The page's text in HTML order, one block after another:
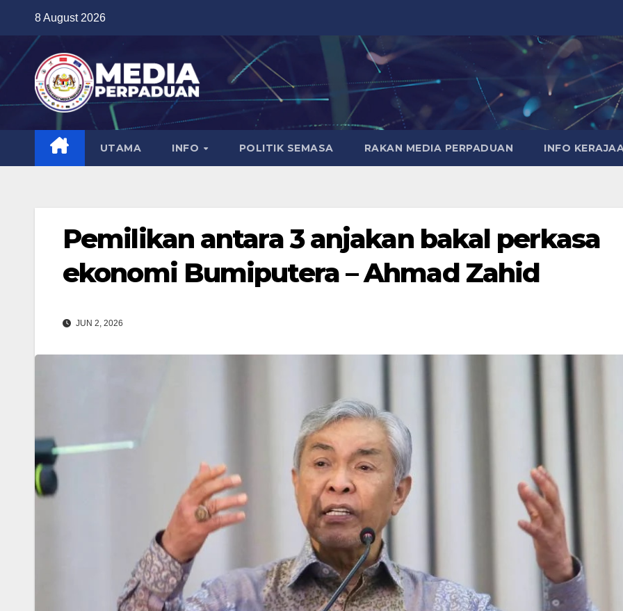
content
8 August 2026
UTAMA INFO POLITIK SEMASA RAKAN MEDIA PERPADUAN INFO
Pemilikan antara 3 anjakan bakal perkasa
ekonomi Bumiputera – Ahmad Zahid
JUN 2, 2026